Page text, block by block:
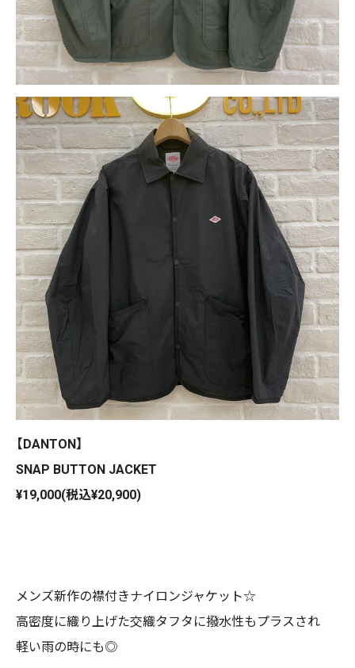
【DANTON】
SNAP BUTTON JACKET
¥19,000(税込¥20,900)
メンズ新作の襟付きナイロンジャケット☆
高密度に織り上げた交織タフタに撥水性もプラスされ
軽い雨の時にも◎